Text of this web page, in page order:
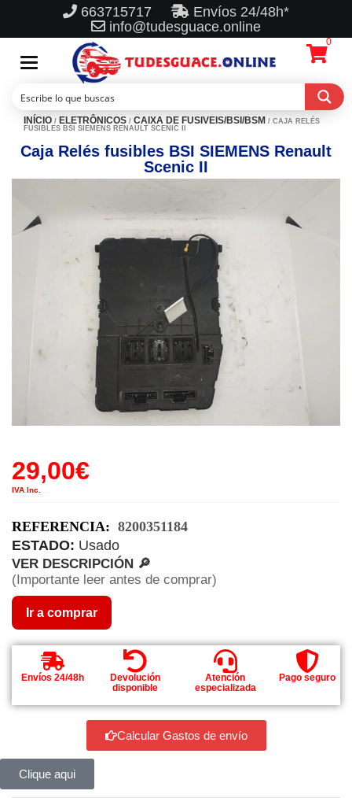
663715717
Envíos 24/48h*
info@tudesguace.online
Toggle
navigation
0
INÍCIO / ELETRÔNICOS / CAIXA DE FUSIVEIS/BSI/BSM / CAJA RELÉS
FUSIBLES BSI SIEMENS RENAULT SCENIC II
Caja Relés fusibles BSI SIEMENS Renault
Scenic II
29,00€
IVA Inc.
REFERENCIA: 8200351184
ESTADO: Usado
VER DESCRIPCIÓN 🔎
(Importante leer antes de comprar)
Ir a comprar
Envíos 24/48h
Devolución
disponible
Atención
especializada
Pago seguro
Calcular Gastos de envío
Clique aqui